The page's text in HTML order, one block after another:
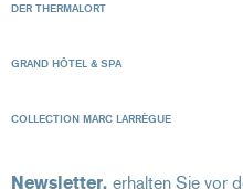
DER THERMALORT
GRAND HÔTEL & SPA
COLLECTION MARC LARRÈGUE
Newsletter, erhalten Sie vor